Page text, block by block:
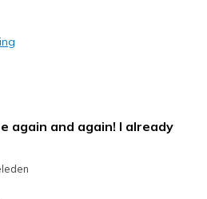
true to size
again and again! I already